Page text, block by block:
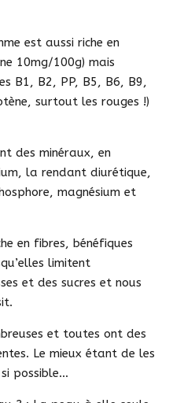
est aussi riche en
10mg/100g) mais
B1, B2, PP, B5, B6, B9,
surtout les rouges !)
des minéraux, en
la rendant diurétique,
magnésium et
en fibres, bénéfiques
limitent
et des sucres et nous
et toutes ont des
Le mieux étant de les
possible…